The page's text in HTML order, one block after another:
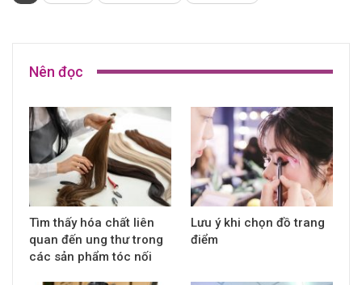
Nên đọc
Tìm thấy hóa chất liên
quan đến ung thư trong
các sản phẩm tóc nối
Lưu ý khi chọn đồ trang
điểm